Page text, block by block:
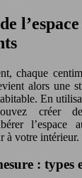
chaque
alors une
En
créer
à votre intérieur.
: types